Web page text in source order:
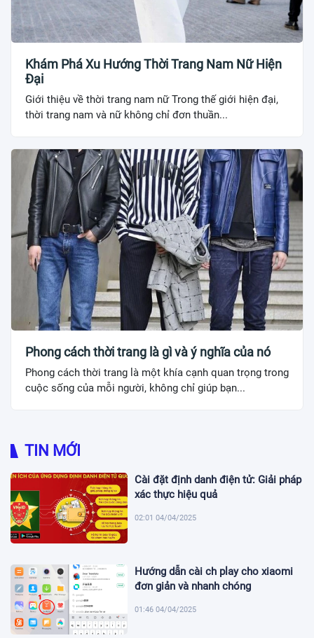
Khám Phá Xu Hướng Thời Trang Nam Nữ Hiện
Đại
Giới thiệu về thời trang nam nữ Trong thế giới hiện đại,
thời trang nam và nữ không chỉ đơn thuần...
Phong cách thời trang là gì và ý nghĩa của nó
Phong cách thời trang là một khía cạnh quan trọng trong
cuộc sống của mỗi người, không chỉ giúp bạn...
TIN MỚI
Cài đặt định danh điện tử: Giải pháp
xác thực hiệu quả
02:01 04/04/2025
Hướng dẫn cài ch play cho xiaomi
đơn giản và nhanh chóng
01:46 04/04/2025